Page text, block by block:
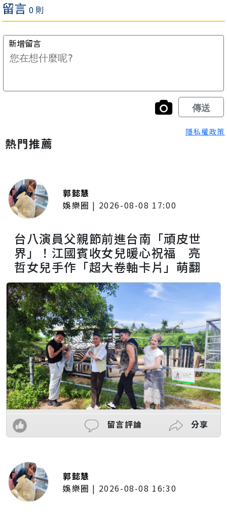
隱私權政策
熱門推薦
郭懿慧
娛樂圈 | 2026-08-08 17:00
台八演員父親節前進台南「頑皮世
界」！江國賓收女兒暖心祝福 亮
哲女兒手作「超大卷軸卡片」萌翻
留言評論 分享
郭懿慧
娛樂圈 | 2026-08-08 16:30